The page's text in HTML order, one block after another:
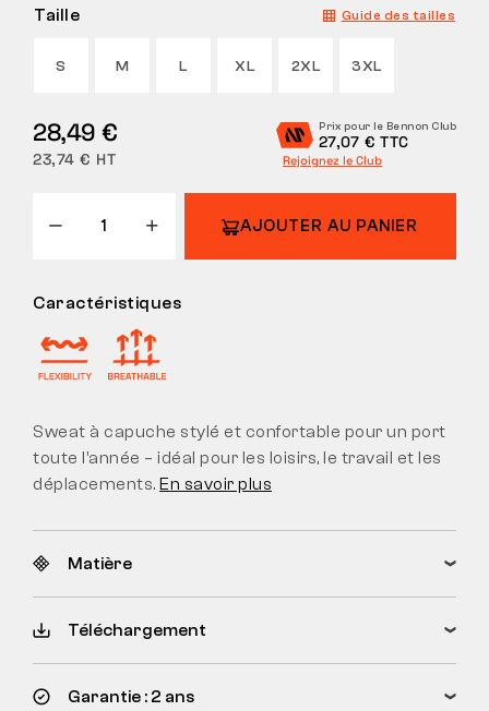
Taille Guide des tailles
S M L XL 2XL 3XL
28,49 €
23,74 € HT
Prix pour le Bennon Club
27,07 € TTC
Rejoignez le Club
AJOUTER AU PANIER
Caractéristiques
Sweat à capuche stylé et confortable pour un port
toute l’année – idéal pour les loisirs, le travail et les
déplacements. En savoir plus
Matière
Téléchargement
Garantie : 2 ans